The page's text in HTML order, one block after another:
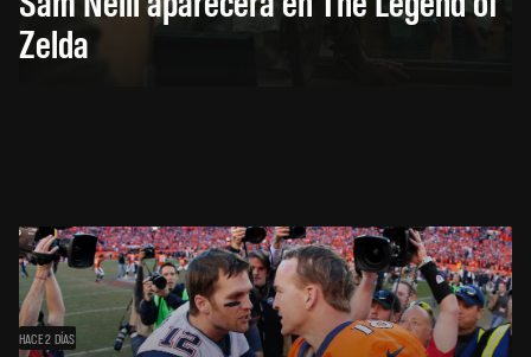
Zelda
HACE 2 DÍAS